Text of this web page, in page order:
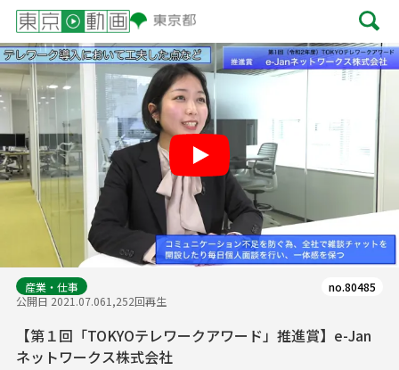
Play
産業・仕事
公開日 2021.07.061,252回再生
no.80485
【第１回「TOKYOテレワークアワード」推進賞】e-Jan
ネットワークス株式会社